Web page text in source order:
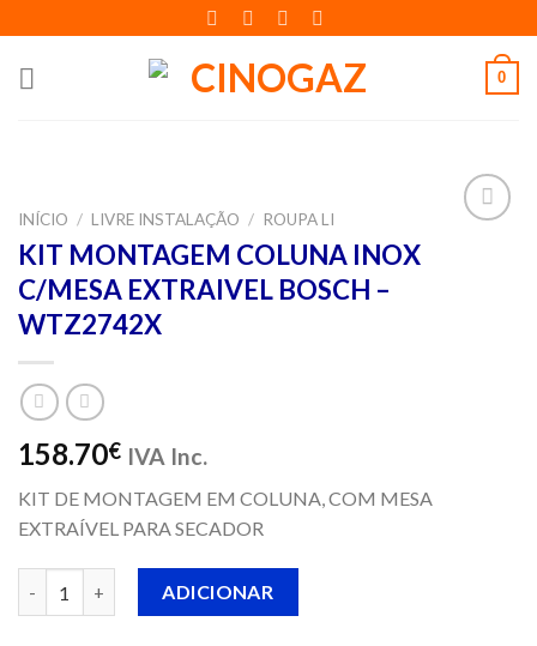
to
content
0
INÍCIO / LIVRE INSTALAÇÃO / ROUPA LI
KIT MONTAGEM COLUNA INOX
C/MESA EXTRAIVEL BOSCH –
WTZ2742X
158.70€ IVA Inc.
KIT DE MONTAGEM EM COLUNA, COM MESA
EXTRAÍVEL PARA SECADOR
ADICIONAR